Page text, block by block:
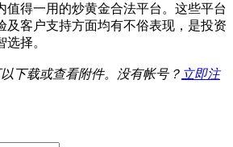
值得一用的炒黄金合法平台。这些平台
及客户支持方面均有不俗表现，是投资
择。
下载或查看附件。没有帐号？ 立即注